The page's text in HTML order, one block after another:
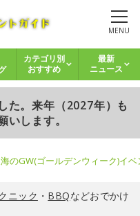
MENU
カテゴリ別
おすすめ
最新
ニュース
た。来年（2027年）も
いします。
のGW(ゴールデンウィーク)イ
ニック ・ BBQなどおでかけ